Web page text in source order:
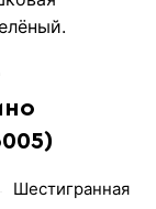
Шестигранная